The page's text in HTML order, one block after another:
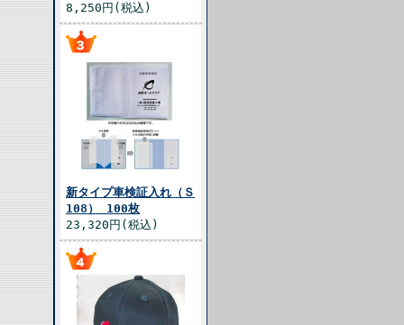
8,250円(税込)
新タイプ車検証入れ（Ｓ
108） 100枚
23,320円(税込)